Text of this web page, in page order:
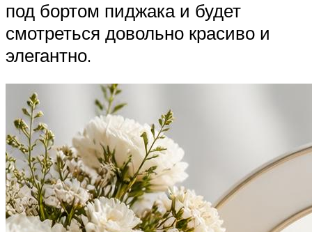
под бортом пиджака и будет
смотреться довольно красиво и
элегантно.